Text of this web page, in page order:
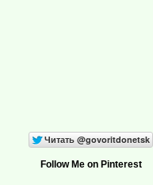
Follow Me on Pinterest